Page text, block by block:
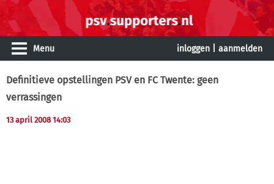
Menu inloggen aanmelden
Definitieve opstellingen PSV en FC Twente: geen
verrassingen
13 april 2008 14:03